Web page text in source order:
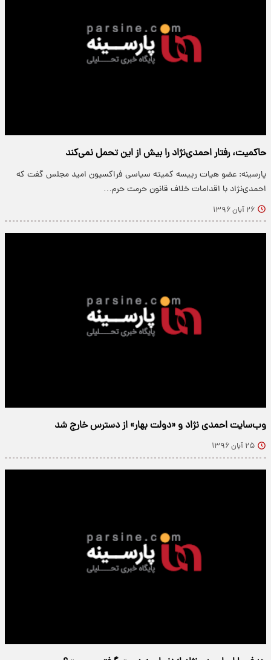
حاکمیت، رفتار احمدی‌نژاد را بیش از این تحمل نمی‌کند
پارسینه: عضو هیات رییسه کمیته سیاسی فراکسیون امید مجلس گفت که
احمدی‌نژاد با اقدامات خلاف قانون حرمت حرم…
۲۶ آبان ۱۳۹۶
وب‌سایت احمدی نژاد و «دولت بهار» از دسترس خارج شد
۲۵ آبان ۱۳۹۶